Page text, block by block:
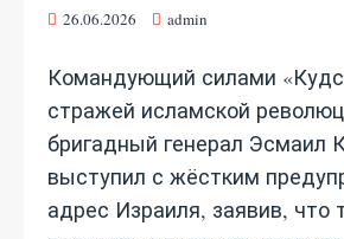
26.06.2026 admin
Командующий силами
стражей исламской
бригадный генерал Эсмаил
выступил с жёстким
адрес Израиля, заявив, что